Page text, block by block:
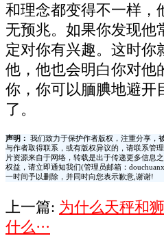
和理念都变得不一样，
无预兆。如果你发现他
定对你有兴趣。这时你
他，他也会明白你对他
你，你可以腼腆地避开
了。
声明：
我们致力于保护作者版权，注重分享，
与作者取得联系，或有版权异议的，请联系管
片资源来自于网络，转载是出于传递更多信息
权益，请立即通知我们(管理员邮箱：
一时间予以删除，并同时向您表示歉意,谢谢!
上一篇: 为什么天秤和
什么···